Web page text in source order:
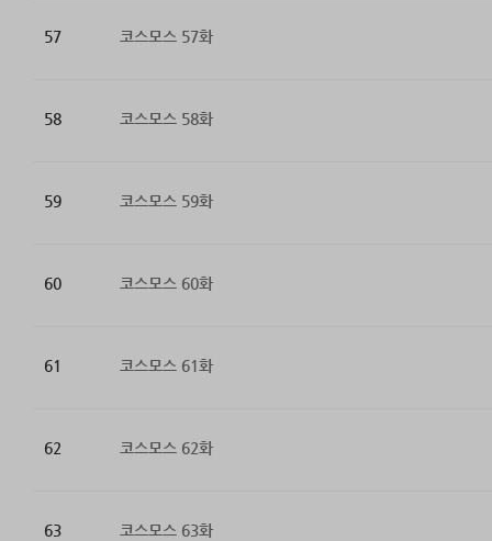
57 코스모스 57화
58 코스모스 58화
59 코스모스 59화
60 코스모스 60화
61 코스모스 61화
62 코스모스 62화
63 코스모스 63화